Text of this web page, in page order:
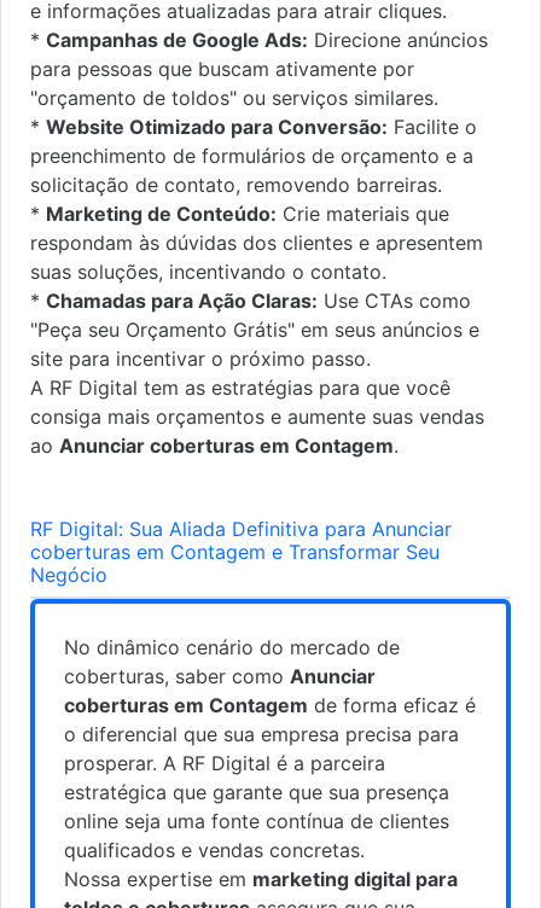
e informações atualizadas para atrair cliques.
* Campanhas de Google Ads: Direcione anúncios
para pessoas que buscam ativamente por
"orçamento de toldos" ou serviços similares.
* Website Otimizado para Conversão: Facilite o
preenchimento de formulários de orçamento e a
solicitação de contato, removendo barreiras.
* Marketing de Conteúdo: Crie materiais que
respondam às dúvidas dos clientes e apresentem
suas soluções, incentivando o contato.
* Chamadas para Ação Claras: Use CTAs como
"Peça seu Orçamento Grátis" em seus anúncios e
site para incentivar o próximo passo.
A RF Digital tem as estratégias para que você
consiga mais orçamentos e aumente suas vendas
ao Anunciar coberturas em Contagem.
RF Digital: Sua Aliada Definitiva para Anunciar
coberturas em Contagem e Transformar Seu
Negócio
No dinâmico cenário do mercado de
coberturas, saber como Anunciar
coberturas em Contagem de forma eficaz é
o diferencial que sua empresa precisa para
prosperar. A RF Digital é a parceira
estratégica que garante que sua presença
online seja uma fonte contínua de clientes
qualificados e vendas concretas.
Nossa expertise em marketing digital para